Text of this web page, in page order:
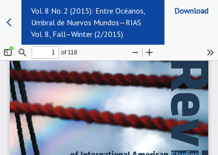
Vol. 8 No. 2 (2015): Entre Océanos,
Umbral de Nuevos Mundos—RIAS
Vol. 8, Fall–Winter (2/2015)
Download